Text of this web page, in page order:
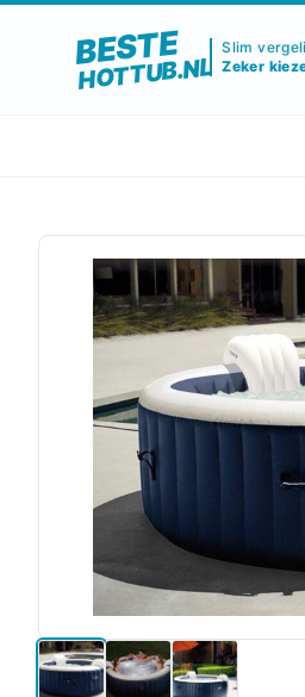
BESTE
HOTTUB.NL
Slim
Zeker